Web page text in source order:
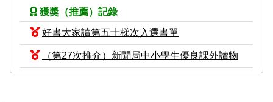
獲獎（推薦）記錄
好書大家讀第五十梯次入選書單
（第27次推介）新聞局中小學生優良課外讀物